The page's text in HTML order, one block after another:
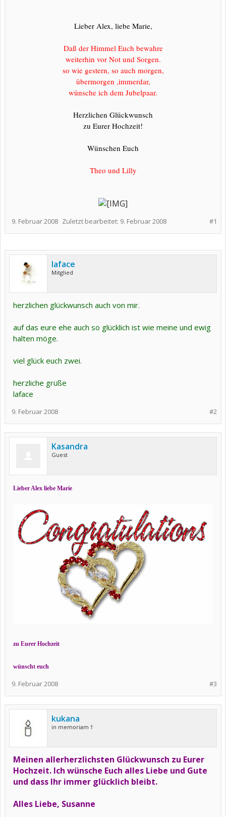
Lieber Alex, liebe Marie,
Daß der Himmel Euch bewahre
weiterhin vor Not und Sorgen.
so wie gestern, so auch morgen,
übermorgen ,immerdar,
wünsche ich dem Jubelpaar.
Herzlichen Glückwunsch
zu Eurer Hochzeit!
Wünschen Euch
Theo und Lilly
#1
9. Februar 2008 Zuletzt bearbeitet: 9. Februar 2008
laface
Mitglied
herzlichen glückwunsch auch von mir.
auf das eure ehe auch so glücklich ist wie meine und ewig
halten möge.
viel glück euch zwei.
herzliche grüße
laface
#2
9. Februar 2008
Kasandra
Guest
Lieber Alex liebe Marie
zu Eurer Hochzeit
wünscht euch
#3
9. Februar 2008
kukana
in memoriam †
Meinen allerherzlichsten Glückwunsch zu Eurer
Hochzeit. Ich wünsche Euch alles Liebe und Gute
und dass Ihr immer glücklich bleibt.
Alles Liebe, Susanne